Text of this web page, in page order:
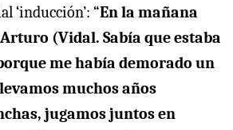
‘inducción’: “En la mañana
(Vidal. Sabía que estaba
me había demorado un
muchos años
jugamos juntos en